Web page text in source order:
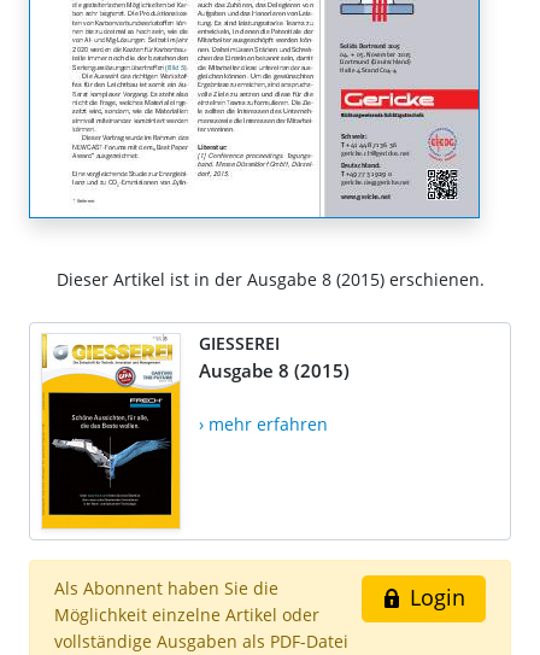
Dieser Artikel ist in der Ausgabe 8 (2015) erschienen.
GIESSEREI
Ausgabe 8 (2015)
› mehr erfahren
Login
Als Abonnent haben Sie die
Möglichkeit einzelne Artikel oder
vollständige Ausgaben als PDF-Datei